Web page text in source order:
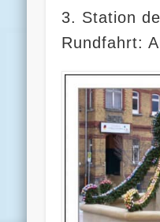
3. Station
Rundfahrt: